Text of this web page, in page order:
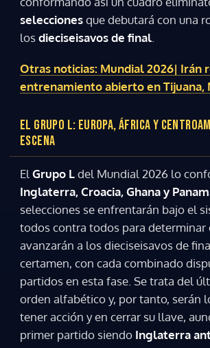
ACEPTAR
seleccionesque debutará con una
losdieciseisavos de final.
Otras noticias: Mundial 2026| Irán
entrenamiento abierto en Tijuana,
EL GRUPO L: EUROPA, ÁFRICA Y
ESCENA
El Grupo Ldel Mundial 2026 lo
Inglaterra, Croacia, Ghana y
selecciones se enfrentarán bajo el
todos contra todos para determinar
avanzarán a los dieciseisavos de
certamen, con cada combinado
partidos en esta fase. Se trata del
orden alfabético y, por tanto, serán
tener acción y en cerrar su llave,
primer partido siendo Inglaterra